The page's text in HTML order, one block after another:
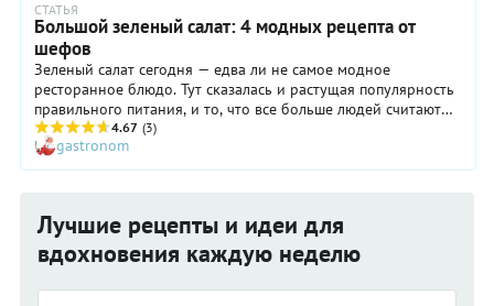
СТАТЬЯ
Большой зеленый салат: 4 модных рецепта от
шефов
Зеленый салат сегодня — едва ли не самое модное
ресторанное блюдо. Тут сказалась и растущая популярность
правильного питания, и то, что все больше людей считают
калории и хотят жить в гармонии с собой. К тому же
сочетание овощей и трав — стопроцентный летний хит.
Листик к листику, кружочек к кружочку, веточка к веточке.
4.67 (3)
gastronom
Лучшие рецепты и идеи для
вдохновения каждую неделю